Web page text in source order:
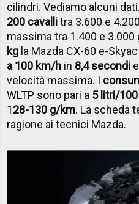
cilindri. Vediamo alcuni
200 cavallitra 3.600 e
massima tra 1.400 e 3.000
kg la Mazda CX-60 e-
a 100 km/h in 8,4 secondi
velocità massima. I
WLTP sono pari a 5 litri/
128-130 g/km. La scheda
ragione ai tecnici Mazda.